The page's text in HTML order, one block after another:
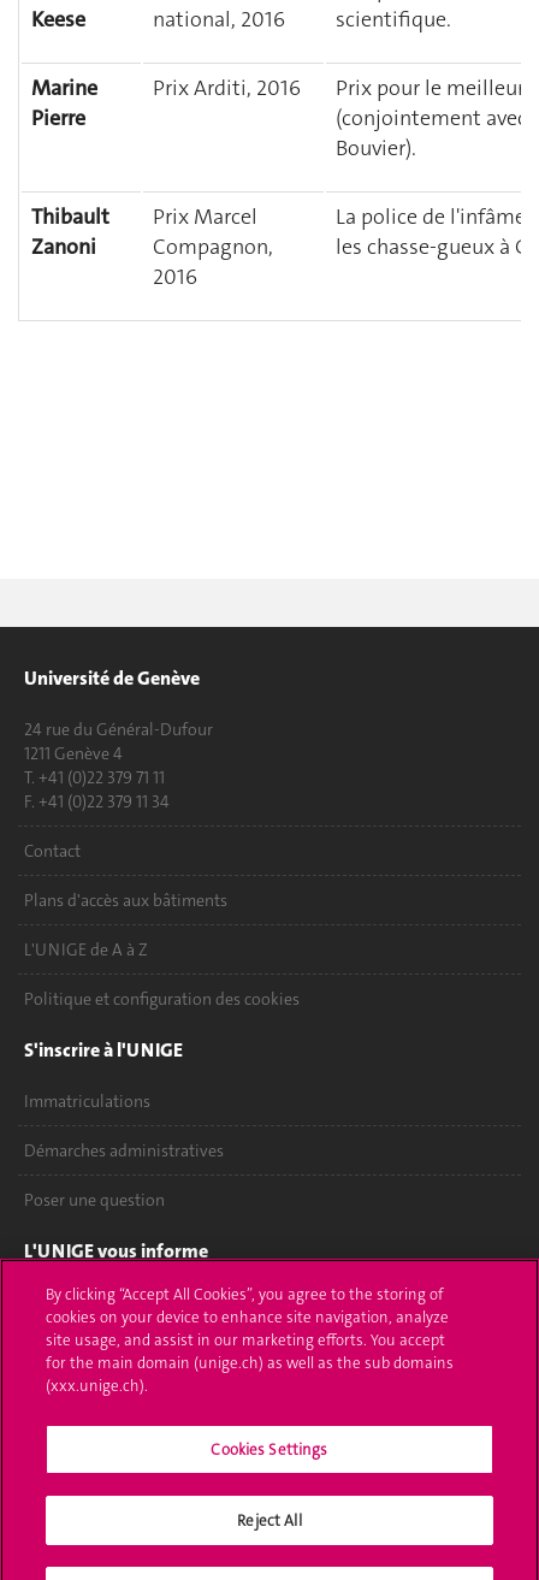
Keese
national, 2016
scientifique.
Marine
Pierre
Prix Arditi, 2016
Prix pour le meilleur
(conjointement avec
Bouvier).
Thibault
Zanoni
Prix Marcel
Compagnon,
2016
La police de l'infâme
les chasse-gueux à
Université de Genève
24 rue du Général-Dufour
1211 Genève 4
T. +41 (0)22 379 71 11
F. +41 (0)22 379 11 34
Contact
Plans d'accès aux bâtiments
L'UNIGE de A à Z
Politique et configuration des cookies
S'inscrire à l'UNIGE
Immatriculations
Démarches administratives
Poser une question
L'UNIGE vous informe
UNIGE Mobile
Médias
Offres d'emploi
Calendrier académique
Médias sociaux UNIGE
By clicking “Accept All Cookies”, you agree to the storing of
cookies on your device to enhance site navigation, analyze
site usage, and assist in our marketing efforts. You accept
for the main domain (unige.ch) as well as the sub domains
(xxx.unige.ch).
Cookies Settings
Reject All